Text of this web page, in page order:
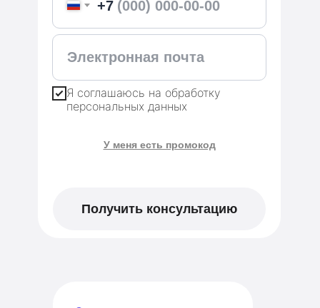
+7
Я соглашаюсь на обработку
персональных данных
Получить консультацию
Применить
У меня есть промокод